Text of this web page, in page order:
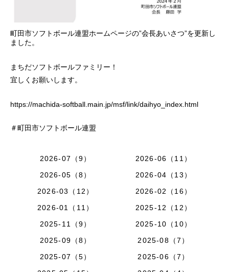
町田市ソフトボール連盟ホームページの”会長あいさつ”を更新し
ました。
まちだソフトボールファミリー！
宜しくお願いします。
https://machida-softball.main.jp/msf/link/daihyo_index.html
＃町田市ソフトボール連盟
2026-07（9）
2026-06（11）
2026-05（8）
2026-04（13）
2026-03（12）
2026-02（16）
2026-01（11）
2025-12（12）
2025-11（9）
2025-10（10）
2025-09（8）
2025-08（7）
2025-07（5）
2025-06（7）